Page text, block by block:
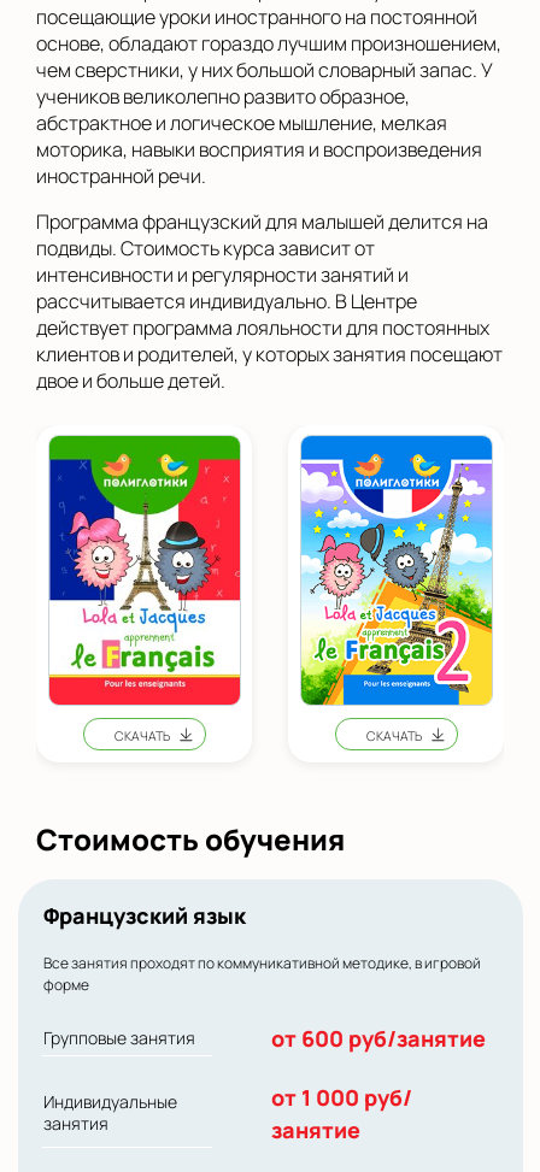
посещающие уроки иностранного на постоянной
основе, обладают гораздо лучшим произношением,
чем сверстники, у них большой словарный запас. У
учеников великолепно развито образное,
абстрактное и логическое мышление, мелкая
моторика, навыки восприятия и воспроизведения
иностранной речи.
Программа французский для малышей делится на
подвиды. Стоимость курса зависит от
интенсивности и регулярности занятий и
рассчитывается индивидуально. В Центре
действует программа лояльности для постоянных
клиентов и родителей, у которых занятия посещают
двое и больше детей.
Стоимость обучения
Французский язык
Все занятия проходят по коммуникативной методике, в игровой
форме
Групповые занятия от 600 руб/занятие
Индивидуальные
занятия
от 1 000 руб/
занятие